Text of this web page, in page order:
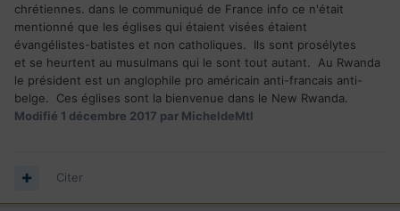
chrétiennes. dans le communiqué de France info ce n'était
mentionné que les églises qui étaient visées étaient
évangélistes-batistes et non catholiques. Ils sont prosélytes
et se heurtent au musulmans qui le sont tout autant. Au Rwanda
le président est un anglophile pro américain anti-francais anti-
belge. Ces églises sont la bienvenue dans le New Rwanda.
Modifié 1 décembre 2017 par MicheldeMtl
Citer